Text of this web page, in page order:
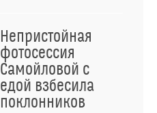
Непристойная
фотосессия
Самойловой с
едой взбесила
поклонников